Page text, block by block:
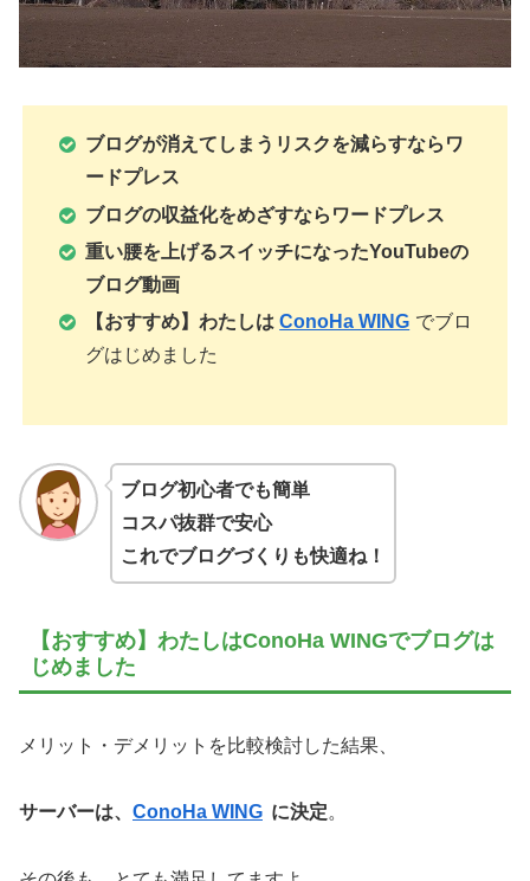
ブログが消えてしまうリスクを減らすならワ
ードプレス
ブログの収益化をめざすならワードプレス
重い腰を上げるスイッチになったYouTubeの
ブログ動画
【おすすめ】わたしはConoHa WING でブロ
グはじめました
ブログ初心者でも簡単
コスパ抜群で安心
これでブログづくりも快適ね！
【おすすめ】わたしはConoHa WINGでブログは
じめました
メリット・デメリットを比較検討した結果、
サーバーは、 ConoHa WING に決定。